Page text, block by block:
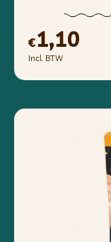
€1,10
Incl. BTW